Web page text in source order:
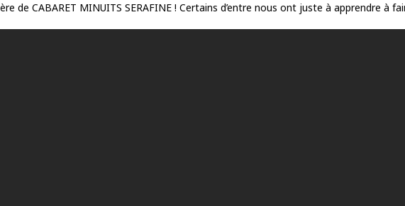
de CABARET MINUITS SERAFINE ! Certains d’entre nous ont juste à apprendre à